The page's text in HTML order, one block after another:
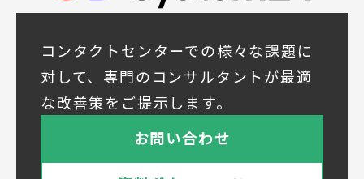
当社は下記会社との間で、お客様の個人情報
を次のとおり共同して利用いたします。
① 共同利用する者の範囲
株式会社ベルシステム24ホールディングス
株式会社ベルシステム24ホールディングスの
プライバシーポリシーはこちらをご覧ください
コンタクトセンターでの様々な課題に
対して、専門のコンサルタントが最適
な改善策をご提示します。
お問い合わせ